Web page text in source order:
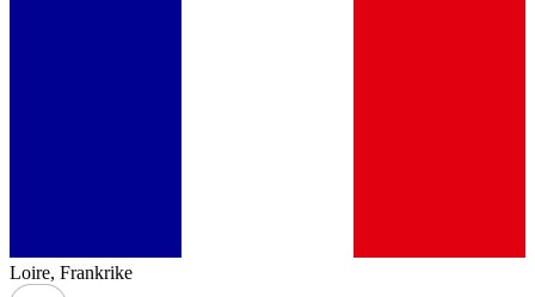
Loire, Frankrike